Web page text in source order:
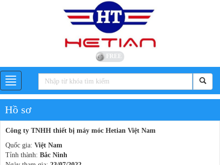
FREE
Hồ sơ
Công ty TNHH thiết bị máy móc Hetian Việt Nam
Quốc gia: Việt Nam
Tỉnh thành: Bắc Ninh